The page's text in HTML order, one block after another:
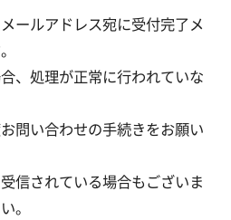
#agricafe6
ールアドレス宛に受付完了メ
、処理が正常に行われていな
問い合わせの手続きをお願い
信されている場合もございま
。